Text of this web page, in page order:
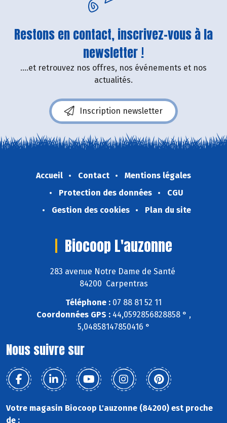
Restons en contact, inscrivez-vous à la
newsletter !
....et retrouvez nos offres, nos événements et nos
actualités.
Inscription newsletter
Accueil Contact
Mentions légales
Protection des données
CGU
Gestion des cookies
Plan du site
Biocoop L'auzonne
283 avenue Notre Dame de Santé
84200 Carpentras
Téléphone : 07 88 81 52 11
Coordonnées GPS :44,0592856828858 ° ,
5,04858147850416 °
Nous suivre sur
Votre magasin Biocoop L'auzonne (84200) est proche
de :